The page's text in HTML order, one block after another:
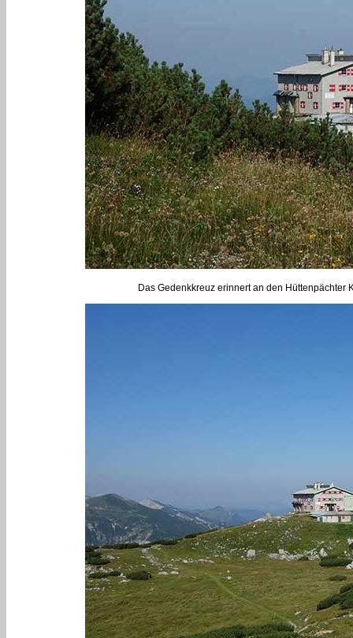
Das Gedenkkreuz erinnert an den Hüttenpächter